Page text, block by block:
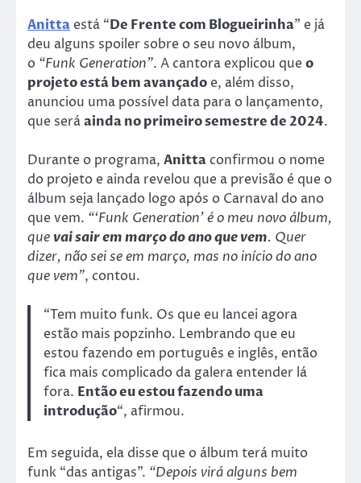
Anitta está “De Frente com Blogueirinha” e já
deu alguns spoiler sobre o seu novo álbum,
o “Funk Generation”. A cantora explicou queo
projeto está bem avançado e, além disso,
anunciou uma possível data para o lançamento,
que seráainda no primeiro semestre de 2024.
Durante o programa, Anitta confirmou o nome
do projeto e ainda revelou que a previsão é que o
álbum seja lançado logo após o Carnaval do ano
que vem. “‘Funk Generation’ é o meu novo álbum,
que vai sair em março do ano que vem. Quer
dizer, não sei se em março, mas no início do ano
que vem”, contou.
“Tem muito funk. Os que eu lancei agora
estão mais popzinho. Lembrando que eu
estou fazendo em português e inglês, então
fica mais complicado da galera entender lá
fora. Então eu estou fazendo uma
introdução“, afirmou.
Em seguida, ela disse que o álbum terá muito
funk “das antigas”. “Depois virá alguns bem